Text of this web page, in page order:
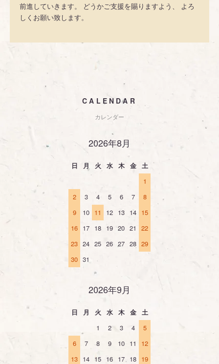
前進していきます。 どうかご支援を賜りますよう、 よろ
しくお願い致します。
CALENDAR
カレンダー
2026年8月
日 月 火 水 木 金
土
1
2
3 4 5 6 7
8
9
10 11 12 13 14 15
16 17 18 19 20 21
22
23 24 25 26 27 28 29
30 31
2026年9月
日 月 火 水 木 金
土
1
2 3 4
5
6
7 8 9 10 11
12
13 14 15 16 17 18 19